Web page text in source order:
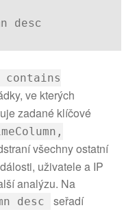
desc
contains
ve kterých
zadané klíčové
všechny ostatní
uživatele a IP
analýzu. Na
desc
seřadí